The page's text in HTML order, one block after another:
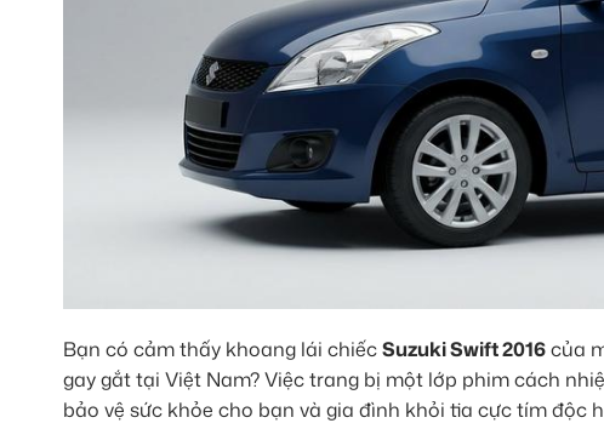
Bạn có cảm thấy khoang lái chiếcSuzuki Swift 2016của
gay gắt tại Việt Nam? Việc trang bị một lớp phim cách
bảo vệ sức khỏe cho bạn và gia đình khỏi tia cực tím độc